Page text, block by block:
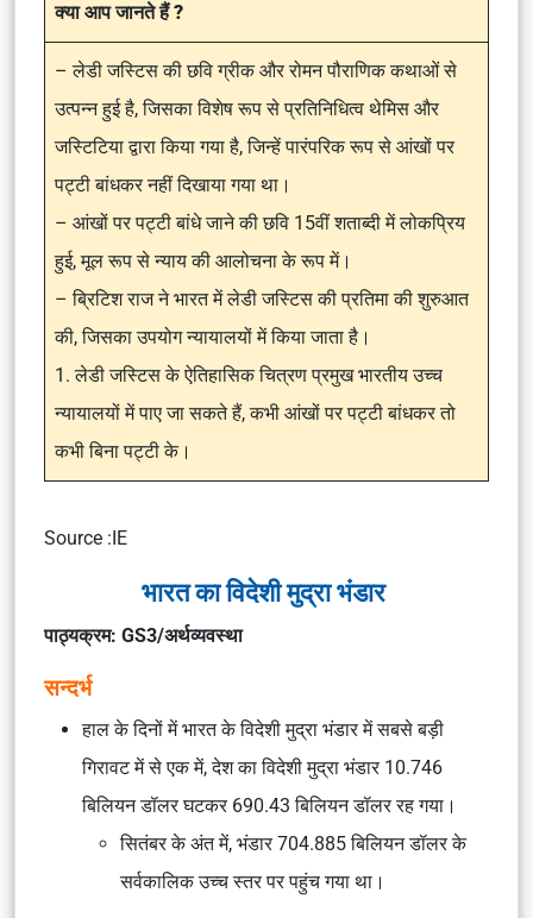
क्या आप जानते हैं ?
– लेडी जस्टिस की छवि ग्रीक और रोमन पौराणिक कथाओं से
उत्पन्न हुई है, जिसका विशेष रूप से प्रतिनिधित्व थेमिस और
जस्टिटिया द्वारा किया गया है, जिन्हें पारंपरिक रूप से आंखों पर
पट्टी बांधकर नहीं दिखाया गया था।
– आंखों पर पट्टी बांधे जाने की छवि 15वीं शताब्दी में लोकप्रिय
हुई, मूल रूप से न्याय की आलोचना के रूप में।
– ब्रिटिश राज ने भारत में लेडी जस्टिस की प्रतिमा की शुरुआत
की, जिसका उपयोग न्यायालयों में किया जाता है।
1. लेडी जस्टिस के ऐतिहासिक चित्रण प्रमुख भारतीय उच्च
न्यायालयों में पाए जा सकते हैं, कभी आंखों पर पट्टी बांधकर तो
कभी बिना पट्टी के।
Source :IE
भारत का विदेशी मुद्रा भंडार
पाठ्यक्रम: GS3/अर्थव्यवस्था
सन्दर्भ
हाल के दिनों में भारत के विदेशी मुद्रा भंडार में सबसे बड़ी
गिरावट में से एक में, देश का विदेशी मुद्रा भंडार 10.746
बिलियन डॉलर घटकर 690.43 बिलियन डॉलर रह गया।
सितंबर के अंत में, भंडार 704.885 बिलियन डॉलर के
सर्वकालिक उच्च स्तर पर पहुंच गया था।